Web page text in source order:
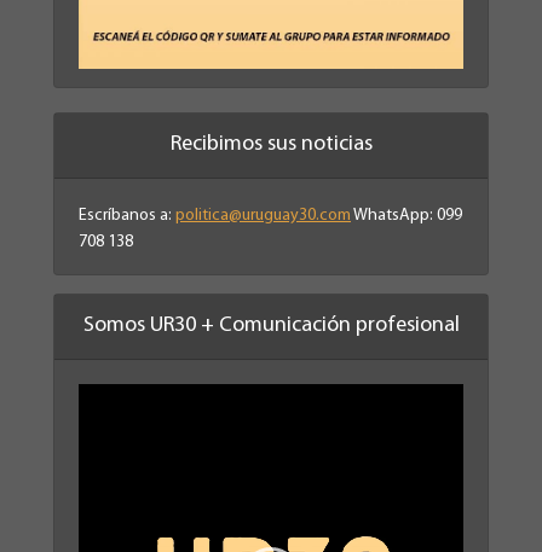
Recibimos sus noticias
Escríbanos a: politica@uruguay30.com WhatsApp: 099
708 138
Somos UR30 + Comunicación profesional